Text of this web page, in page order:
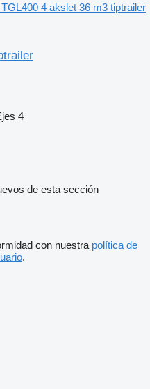
4 akslet 36 m3 tiptrailer
4
de esta sección
con nuestra política de
.